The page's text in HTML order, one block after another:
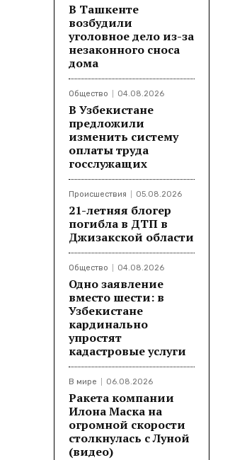
В Ташкенте
возбудили
уголовное дело из-за
незаконного сноса
дома
Общество 04.08.2026
В Узбекистане
предложили
изменить систему
оплаты труда
госслужащих
Происшествия 05.08.2026
21-летняя блогер
погибла в ДТП в
Джизакской области
Общество 04.08.2026
Одно заявление
вместо шести: в
Узбекистане
кардинально
упростят
кадастровые услуги
В мире 06.08.2026
Ракета компании
Илона Маска на
огромной скорости
столкнулась с Луной
(видео)